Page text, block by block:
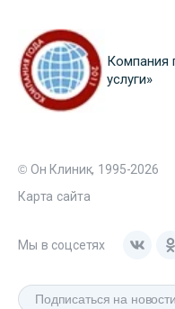
Компания
услуги»
© Он Клиник, 1995-2026
Карта сайта
Мы в соцсетях